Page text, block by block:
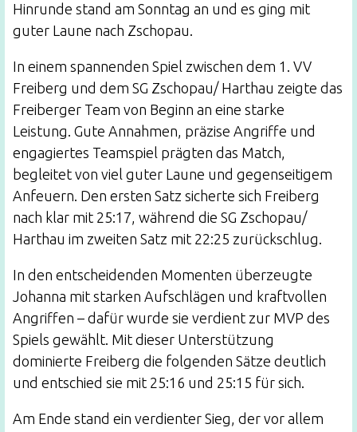
Hinrunde stand am Sonntag an und es ging mit
guter Laune nach Zschopau.
In einem spannenden Spiel zwischen dem 1. VV
Freiberg und dem SG Zschopau/ Harthau zeigte das
Freiberger Team von Beginn an eine starke
Leistung. Gute Annahmen, präzise Angriffe und
engagiertes Teamspiel prägten das Match,
begleitet von viel guter Laune und gegenseitigem
Anfeuern. Den ersten Satz sicherte sich Freiberg
nach klar mit 25:17, während die SG Zschopau/
Harthau im zweiten Satz mit 22:25 zurückschlug.
In den entscheidenden Momenten überzeugte
Johanna mit starken Aufschlägen und kraftvollen
Angriffen – dafür wurde sie verdient zur MVP des
Spiels gewählt. Mit dieser Unterstützung
dominierte Freiberg die folgenden Sätze deutlich
und entschied sie mit 25:16 und 25:15 für sich.
Am Ende stand ein verdienter Sieg, der vor allem